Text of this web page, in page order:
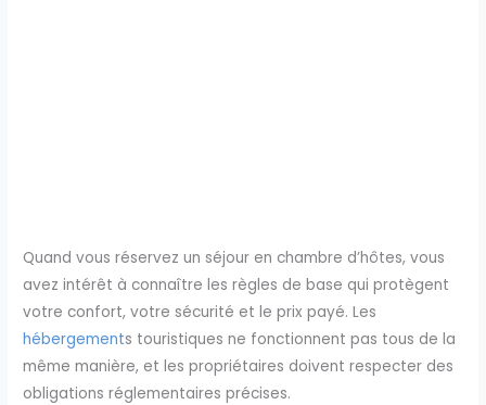
Quand vous réservez un séjour en chambre d’hôtes, vous
avez intérêt à connaître les règles de base qui protègent
votre confort, votre sécurité et le prix payé. Les
hébergements touristiques ne fonctionnent pas tous de la
même manière, et les propriétaires doivent respecter des
obligations réglementaires précises.